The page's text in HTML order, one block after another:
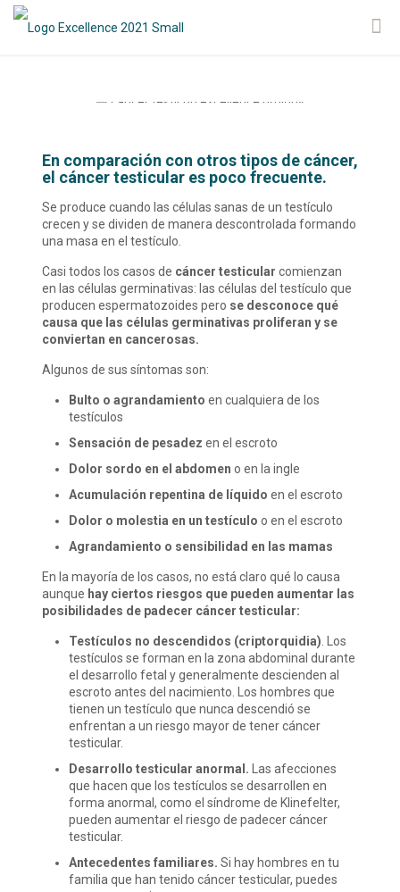
En comparación con otros tipos de cáncer,
el cáncer testicular es poco frecuente.
Se produce cuando las células sanas de un testículo
crecen y se dividen de manera descontrolada formando
una masa en el testículo.
Casi todos los casos de cáncer testicular comienzan
en las células germinativas: las células del testículo que
producen espermatozoides pero se desconoce qué
causa que las células germinativas proliferan y se
conviertan en cancerosas.
Algunos de sus síntomas son:
Bulto o agrandamiento en cualquiera de los
testículos
Sensación de pesadez en el escroto
Dolor sordo en el abdomen o en la ingle
Acumulación repentina de líquido en el escroto
Dolor o molestia en un testículo o en el escroto
Agrandamiento o sensibilidad en las mamas
En la mayoría de los casos, no está claro qué lo causa
aunque hay ciertos riesgos que pueden aumentar las
posibilidades de padecer cáncer testicular:
Testículos no descendidos (criptorquidia) . Los
testículos se forman en la zona abdominal durante
el desarrollo fetal y generalmente descienden al
escroto antes del nacimiento. Los hombres que
tienen un testículo que nunca descendió se
enfrentan a un riesgo mayor de tener cáncer
testicular.
Desarrollo testicular anormal. Las afecciones
que hacen que los testículos se desarrollen en
forma anormal, como el síndrome de Klinefelter,
pueden aumentar el riesgo de padecer cáncer
testicular.
Antecedentes familiares. Si hay hombres en tu
familia que han tenido cáncer testicular, puedes